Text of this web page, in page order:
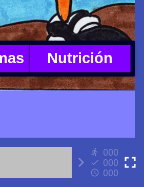
000
000
000